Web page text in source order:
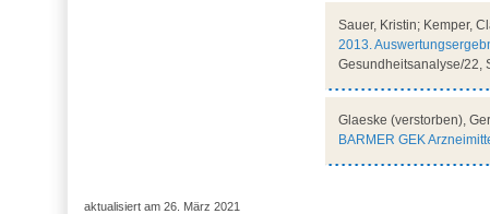
Sauer, Kristin; Kemper,
2013.
Gesundheitsanalyse/22,
Glaeske (verstorben),
BARMER GEK
aktualisiert am 26. März 2021